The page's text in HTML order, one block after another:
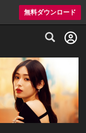
無料ダウンロード
ミアムレストラン予約